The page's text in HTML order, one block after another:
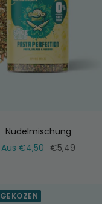
Nudelmischung
Verkaufspreis
Aus €4,50 Normaler
€5,49